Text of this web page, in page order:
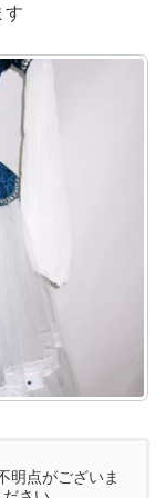
す
明点がございま